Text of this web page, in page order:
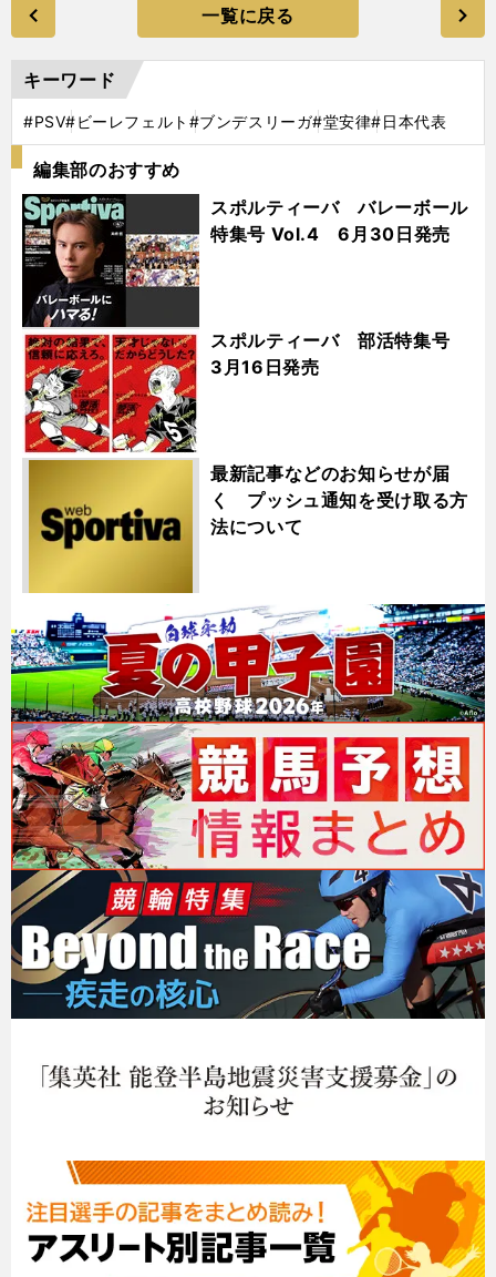
一覧に戻る
キーワード
#PSV#ビーレフェルト #ブンデスリーガ#堂安律#日本代表
編集部のおすすめ
スポルティーバ バレーボール
特集号 Vol.4 6月30日発売
スポルティーバ 部活特集号
3月16日発売
最新記事などのお知らせが届
く プッシュ通知を受け取る方
法について